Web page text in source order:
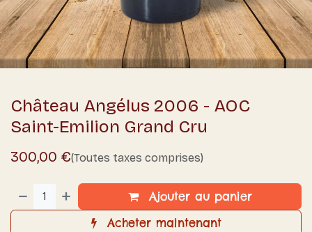
Château Angélus 2006 - AOC
Saint-Emilion Grand Cru
300,00 €(Toutes taxes comprises)
Ajouter au panier
Acheter maintenant